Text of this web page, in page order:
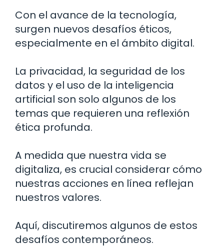
Con el avance de la tecnología,
surgen nuevos desafíos éticos,
especialmente en el ámbito digital.
La privacidad, la seguridad de los
datos y el uso de la inteligencia
artificial son solo algunos de los
temas que requieren una reflexión
ética profunda.
A medida que nuestra vida se
digitaliza, es crucial considerar cómo
nuestras acciones en línea reflejan
nuestros valores.
Aquí, discutiremos algunos de estos
desafíos contemporáneos.